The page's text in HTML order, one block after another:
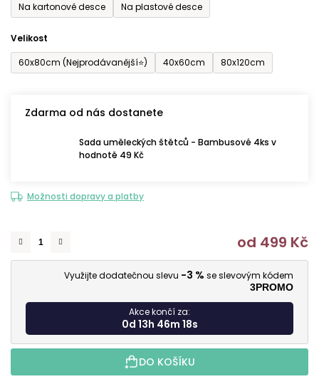
Na kartonové desce
Na plastové desce
Velikost
60x80cm (Nejprodávanější⭐)
40x60cm 80x120cm
Zdarma od nás dostanete
Sada uměleckých štětců - Bambusové 4ks v
hodnotě 49 Kč
Možnosti dopravy a platby
od 499 Kč
Využijte dodatečnou slevu -3 % se slevovým kódem
3PROMO
Akce končí za:
0d 13h 46m 17s
DO KOŠÍKU